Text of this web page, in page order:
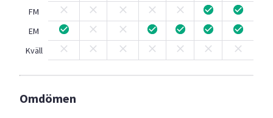
FM
EM
Kväll
Omdömen